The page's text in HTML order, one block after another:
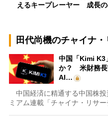
えるキープレーヤー 成長
田代尚機のチャイナ
中国「Kimi K3
か？ 米財務長
AI…
中国経済に精通する中国株投
ミアム連載「チャイナ・リサ